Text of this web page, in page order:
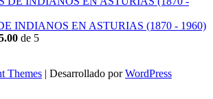
INDIANOS EN ASTURIAS (1870 - 1960)
de 5
Themes | Desarrollado porWordPress